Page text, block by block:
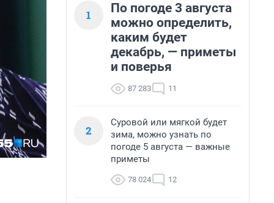
1
По погоде 3 августа
можно определить,
каким будет
декабрь, — приметы
и поверья
87 283 11
2
Суровой или мягкой будет
зима, можно узнать по
погоде 5 августа — важные
приметы
78 024 12